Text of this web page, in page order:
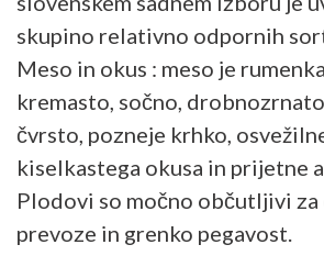
skupino relativno odpornih
Meso in okus : meso je
kremasto, sočno,
čvrsto, pozneje krhko,
kiselkastega okusa in prijetne
Plodovi so močno občutljivi za
prevoze in grenko pegavost.